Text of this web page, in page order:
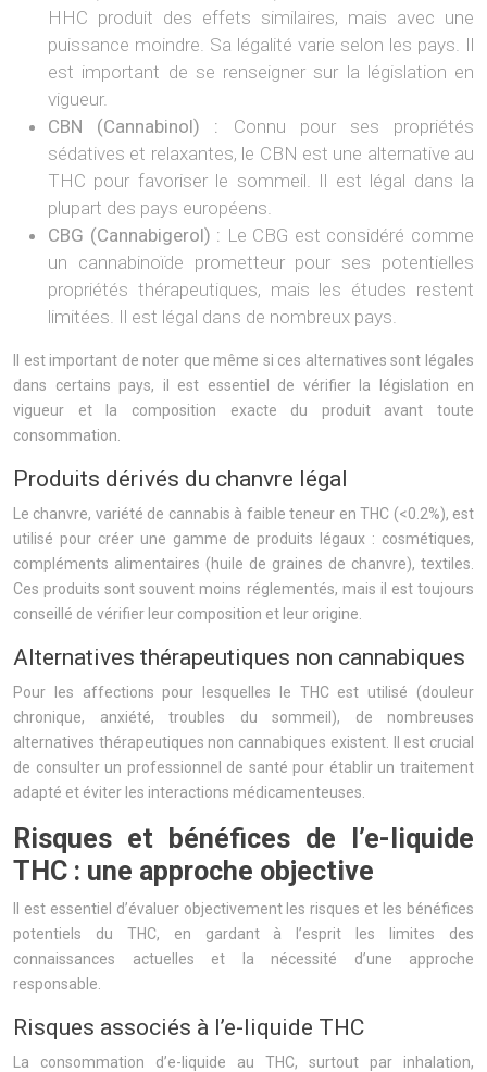
HHC produit des effets similaires, mais avec une
puissance moindre. Sa légalité varie selon les pays. Il
est important de se renseigner sur la législation en
vigueur.
CBN (Cannabinol) : Connu pour ses propriétés
sédatives et relaxantes, le CBN est une alternative au
THC pour favoriser le sommeil. Il est légal dans la
plupart des pays européens.
CBG (Cannabigerol) : Le CBG est considéré comme
un cannabinoïde prometteur pour ses potentielles
propriétés thérapeutiques, mais les études restent
limitées. Il est légal dans de nombreux pays.
Il est important de noter que même si ces alternatives sont légales
dans certains pays, il est essentiel de vérifier la législation en
vigueur et la composition exacte du produit avant toute
consommation.
Produits dérivés du chanvre légal
Le chanvre, variété de cannabis à faible teneur en THC (<0.2%), est
utilisé pour créer une gamme de produits légaux : cosmétiques,
compléments alimentaires (huile de graines de chanvre), textiles.
Ces produits sont souvent moins réglementés, mais il est toujours
conseillé de vérifier leur composition et leur origine.
Alternatives thérapeutiques non cannabiques
Pour les affections pour lesquelles le THC est utilisé (douleur
chronique, anxiété, troubles du sommeil), de nombreuses
alternatives thérapeutiques non cannabiques existent. Il est crucial
de consulter un professionnel de santé pour établir un traitement
adapté et éviter les interactions médicamenteuses.
Risques et bénéfices de l’e-liquide
THC : une approche objective
Il est essentiel d’évaluer objectivement les risques et les bénéfices
potentiels du THC, en gardant à l’esprit les limites des
connaissances actuelles et la nécessité d’une approche
responsable.
Risques associés à l’e-liquide THC
La consommation d’e-liquide au THC, surtout par inhalation,